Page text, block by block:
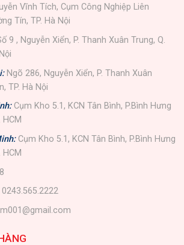
Vĩnh Tích, Cụm Công Nghiệp Liên
Tín, TP. Hà Nội
9 , Nguyễn Xiển, P. Thanh Xuân Trung, Q.
Ngõ 286, Nguyễn Xiển, P. Thanh Xuân
TP. Hà Nội
Cụm Kho 5.1, KCN Tân Bình, P.Bình Hưng
HCM
Cụm Kho 5.1, KCN Tân Bình, P.Bình Hưng
HCM